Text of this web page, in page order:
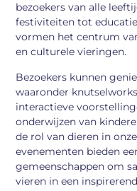
bezoekers van alle
festiviteiten tot
vormen het centrum
en culturele vieringen.
Bezoekers kunnen
waaronder
interactieve
onderwijzen van
de rol van dieren in
evenementen bieden
gemeenschappen om
vieren in een